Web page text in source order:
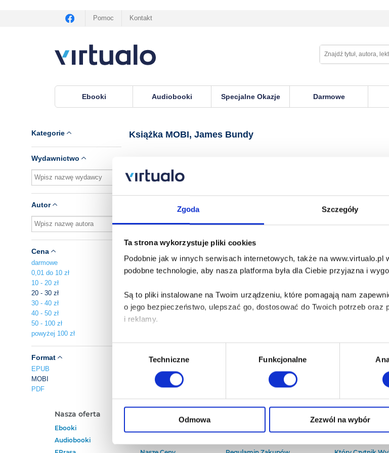
Zgoda Szczegóły
Ta strona wykorzystuje pliki cookies
Podobnie jak w innych serwisach internetowych, także na
podobne technologie, aby nasza platforma była dla Ciebie przyjazna i
Są to pliki instalowane na Twoim urządzeniu, które pomagają nam
o jego bezpieczeństwo, ulepszać go, dostosować do Twoich potrzeb oraz
i reklamy.
Poza plikami, które są nam niezbędne do prawidłowego i bezpiecznego
Twojej zgody.
Każda udzielona zgoda poprawi Twoje doświadczenia jeśli jesteś naszym
Wybór
Techniczne Funkcjonalne
Odmowa Zezwól na wybór
Pomoc Kontakt
Ebooki Audiobooki Specjalne Okazje Darmowe
Kategorie
Wydawnictwo
Autor
Cena
darmowe
0,01 do 10 zł
10 - 20 zł
20 - 30 zł
30 - 40 zł
40 - 50 zł
50 - 100 zł
powyżej 100 zł
Format
EPUB
MOBI
PDF
Książka MOBI, James Bundy
Nasza oferta
Ebooki
Audiobooki
Baza wiedzy